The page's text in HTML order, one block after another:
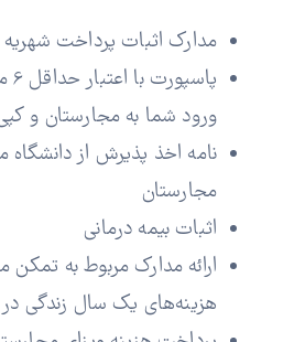
مدارک اثبات پرداخت شهریه
ورود شما به مجارستان و
نامه اخذ پذیرش از دانشگاه
مجارستان
اثبات بیمه درمانی
ارائه مدارک مربوط به تمکن
هزینه‌های یک سال زندگی